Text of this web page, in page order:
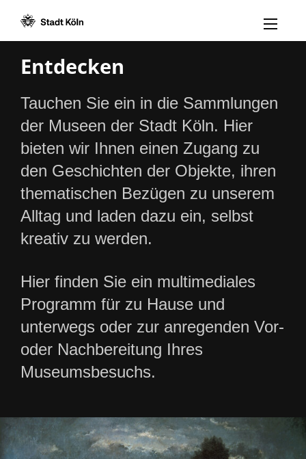
Menü
Entdecken
Tauchen Sie ein in die Sammlungen
der Museen der Stadt Köln. Hier
bieten wir Ihnen einen Zugang zu
den Geschichten der Objekte, ihren
thematischen Bezügen zu unserem
Alltag und laden dazu ein, selbst
kreativ zu werden.
Hier finden Sie ein multimediales
Programm für zu Hause und
unterwegs oder zur anregenden Vor-
oder Nachbereitung Ihres
Museumsbesuchs.